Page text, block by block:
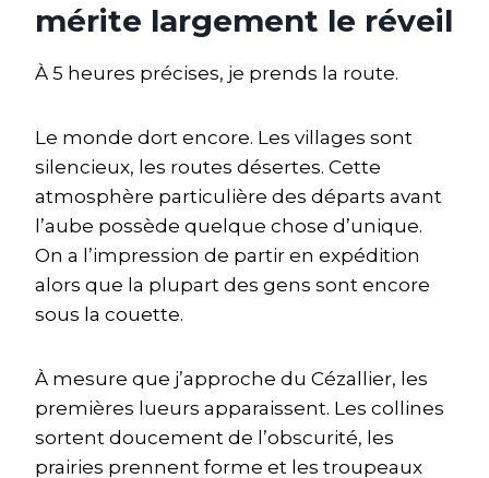
mérite largement le réveil
À 5 heures précises, je prends la route.
Le monde dort encore. Les villages sont
silencieux, les routes désertes. Cette
atmosphère particulière des départs avant
l’aube possède quelque chose d’unique.
On a l’impression de partir en expédition
alors que la plupart des gens sont encore
sous la couette.
À mesure que j’approche du Cézallier, les
premières lueurs apparaissent. Les collines
sortent doucement de l’obscurité, les
prairies prennent forme et les troupeaux